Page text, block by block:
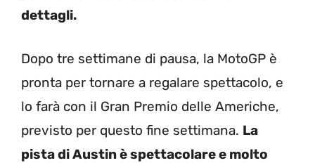
dettagli.
Dopo tre settimane di pausa, la MotoGP è
pronta per tornare a regalare spettacolo, e
lo farà con il Gran Premio delle Americhe,
previsto per questo fine settimana. La
pista di Austin è spettacolare e molto